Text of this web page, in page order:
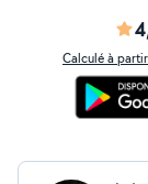
Calculé à